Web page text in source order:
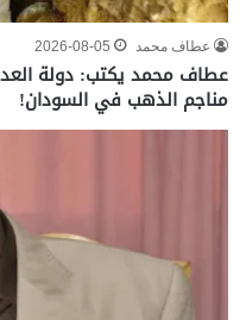
عطاف محمد 2026-08-05
عطاف محمد يكتب: دولة
مناجم الذهب في السودان!